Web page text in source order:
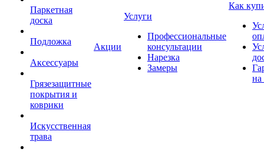
Паркетная
доска
Подложка
Аксессуары
Грязезащитные
покрытия и
коврики
Искусственная
трава
Акции
Услуги
Профессиональные
консультации
Нарезка
Замеры
Как
на